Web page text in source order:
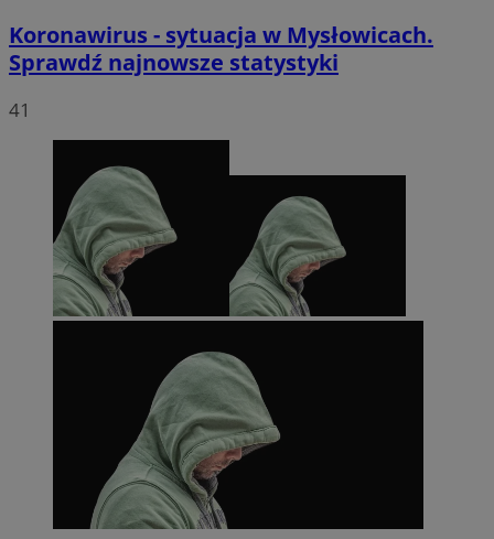
Koronawirus - sytuacja w Mysłowicach.
Sprawdź najnowsze statystyki
41